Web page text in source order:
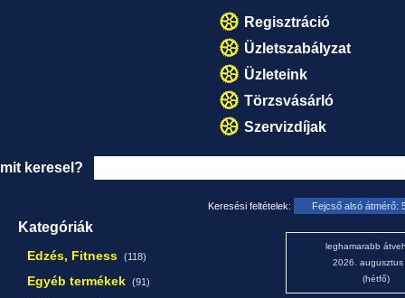
Regisztráció
Üzletszabályzat
Üzleteink
Törzsvásárló
Szervizdíjak
mit keresel?
Kategóriák
Edzés, Fitness (118)
Egyéb termékek (91)
Keresési feltételek: Fejcső alsó átmérő:
leghamarabb
2026. augusztus
(hétfő)